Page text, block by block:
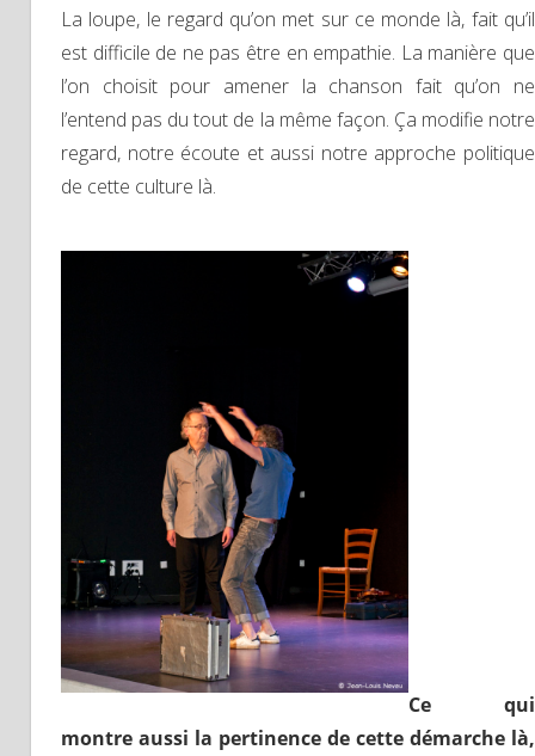
La loupe, le regard qu’on met sur ce monde là, fait qu’il
est difficile de ne pas être en empathie. La manière que
l’on choisit pour amener la chanson fait qu’on ne
l’entend pas du tout de la même façon. Ça modifie notre
regard, notre écoute et aussi notre approche politique
de cette culture là.
Ce qui
montre aussi la pertinence de cette démarche là,